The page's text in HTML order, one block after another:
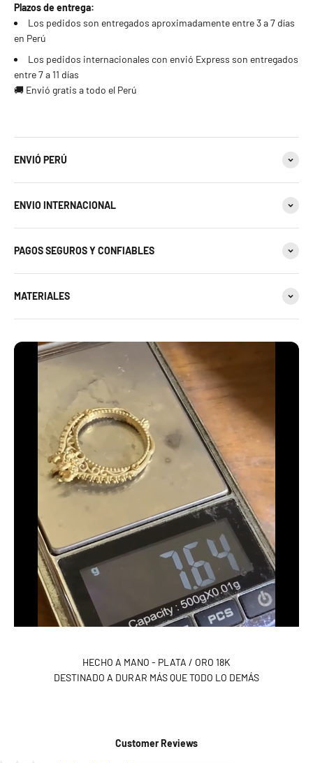
23 estándar
24 estándar
25 estándar - 11 americana
27 estándar - 12 americana
29 estándar
31 estándar
33 estándar - 14 americana
Plazos de entrega:
Los pedidos son entregados aproximadamente entre 3 a 7 días
en Perú
Los pedidos internacionales con envió Express son entregados
entre 7 a 11 días
🚚 Envió gratis a todo el Perú
ENVIÓ PERÚ
ENVIO INTERNACIONAL
PAGOS SEGUROS Y CONFIABLES
MATERIALES
HECHO A MANO - PLATA / ORO 18K
DESTINADO A DURAR MÁS QUE TODO LO DEMÁS
Customer Reviews